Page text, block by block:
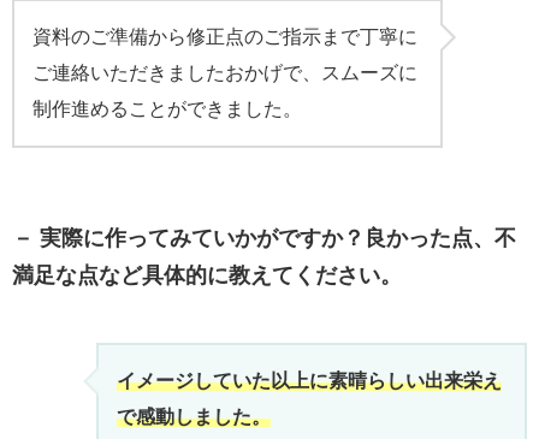
資料のご準備から修正点のご指示まで丁寧に
ご連絡いただきましたおかげで、スムーズに
制作進めることができました。
－ 実際に作ってみていかがですか？良かった点、不
満足な点など具体的に教えてください。
イメージしていた以上に素晴らしい出来栄え
で感動しました。